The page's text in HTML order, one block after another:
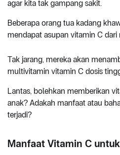
agar kita tak gampang sakit.
Beberapa orang tua kadang
mendapat asupan vitamin C dari
Tak jarang, mereka akan
multivitamin vitamin C dosis
Lantas, bolehkan memberikan
anak? Adakah manfaat atau
terjadi?
Manfaat Vitamin C